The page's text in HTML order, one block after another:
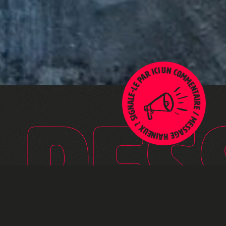
Un commentaire / message haineux ? Signale-le par ici !